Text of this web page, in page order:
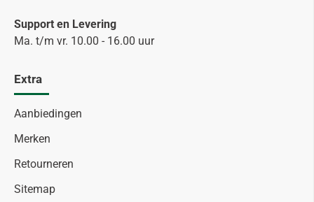
Support en Levering
Ma. t/m vr. 10.00 - 16.00 uur
Extra
Aanbiedingen
Merken
Retourneren
Sitemap